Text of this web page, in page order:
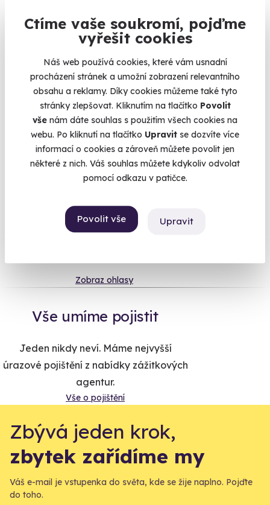
Ctíme vaše soukromí, pojďme
vyřešit cookies
Náš web používá cookies, které vám usnadní
procházení stránek a umožní zobrazení relevantního
obsahu a reklamy. Díky cookies můžeme také tyto
stránky zlepšovat. Kliknutím na tlačítko Povolit
vše nám dáte souhlas s použitím všech cookies na
webu. Po kliknutí na tlačítko Upravit se dozvíte více
informací o cookies a zároveň můžete povolit jen
některé z nich. Váš souhlas můžete kdykoliv odvolat
pomocí odkazu v patičce.
Povolit vše Upravit
Zobrazit zážitky na mapě
Zážitky do 1500 Kč. Pokud sháníte pěkný dárek do 1500Kč,
jste tu správně. Zážitky jsou dárky na celý život a můžete
vybírat mezi desítkami netradičních dárků. Může to být
adrenalinový bungee jump, futuristický Větrný tunel nebo
Projížďka na segway. Ve všech případech dáte svým blízkým
dárek, na který nikdy nezapomenou.
Zobraz ohlasy
Vše umíme pojistit
Jeden nikdy neví. Máme nejvyšší
úrazové pojištění z nabídky zážitkových
agentur.
Vše o pojištění
Zbývá jeden krok,
zbytek zařídíme my
Váš e-mail je vstupenka do světa, kde se žije naplno. Pojďte
do toho.